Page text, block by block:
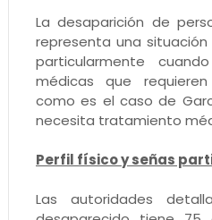
La desaparición de
representa una
particularmente
médicas que
como es el caso de
necesita tratamiento
Perfil físico y señas
Las autoridades